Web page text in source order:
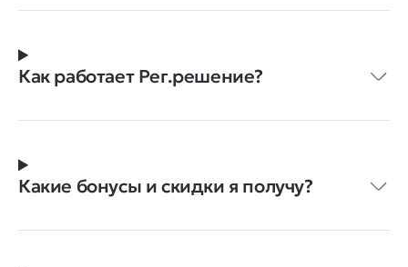
Как работает Рег.решение?
Какие бонусы и скидки я получу?